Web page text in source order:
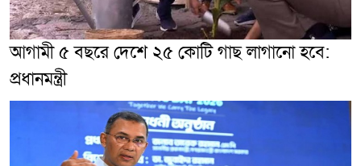
আগামী ৫ বছরে দেশে ২৫ কোটি গাছ লাগানো হবে:
প্রধানমন্ত্রী